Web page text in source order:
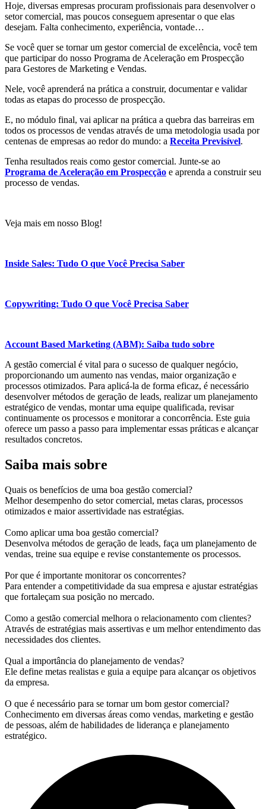
Hoje, diversas empresas procuram profissionais para desenvolver o
setor comercial, mas poucos conseguem apresentar o que elas
desejam. Falta conhecimento, experiência, vontade…
Se você quer se tornar um gestor comercial de excelência, você tem
que participar do nosso Programa de Aceleração em Prospecção
para Gestores de Marketing e Vendas.
Nele, você aprenderá na prática a construir, documentar e validar
todas as etapas do processo de prospecção.
E, no módulo final, vai aplicar na prática a quebra das barreiras em
todos os processos de vendas através de uma metodologia usada por
centenas de empresas ao redor do mundo: a Receita Previsível.
Tenha resultados reais como gestor comercial. Junte-se ao
Programa de Aceleração em Prospecção e aprenda a construir seu
processo de vendas.
Veja mais em nosso Blog!
Inside Sales: Tudo O que Você Precisa Saber
Copywriting: Tudo O que Você Precisa Saber
Account Based Marketing (ABM): Saiba tudo sobre
A gestão comercial é vital para o sucesso de qualquer negócio,
proporcionando um aumento nas vendas, maior organização e
processos otimizados. Para aplicá-la de forma eficaz, é necessário
desenvolver métodos de geração de leads, realizar um planejamento
estratégico de vendas, montar uma equipe qualificada, revisar
continuamente os processos e monitorar a concorrência. Este guia
oferece um passo a passo para implementar essas práticas e alcançar
resultados concretos.
Saiba mais sobre
Quais os benefícios de uma boa gestão comercial?
Melhor desempenho do setor comercial, metas claras, processos
otimizados e maior assertividade nas estratégias.
Como aplicar uma boa gestão comercial?
Desenvolva métodos de geração de leads, faça um planejamento de
vendas, treine sua equipe e revise constantemente os processos.
Por que é importante monitorar os concorrentes?
Para entender a competitividade da sua empresa e ajustar estratégias
que fortaleçam sua posição no mercado.
Como a gestão comercial melhora o relacionamento com clientes?
Através de estratégias mais assertivas e um melhor entendimento das
necessidades dos clientes.
Qual a importância do planejamento de vendas?
Ele define metas realistas e guia a equipe para alcançar os objetivos
da empresa.
O que é necessário para se tornar um bom gestor comercial?
Conhecimento em diversas áreas como vendas, marketing e gestão
de pessoas, além de habilidades de liderança e planejamento
estratégico.